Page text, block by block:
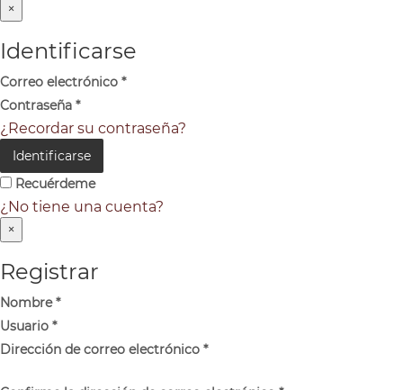
×
Identificarse
Correo electrónico *
Contraseña *
¿Recordar su contraseña?
Identificarse
Recuérdeme
¿No tiene una cuenta?
×
Registrar
Nombre*
Usuario *
Dirección de correo electrónico *